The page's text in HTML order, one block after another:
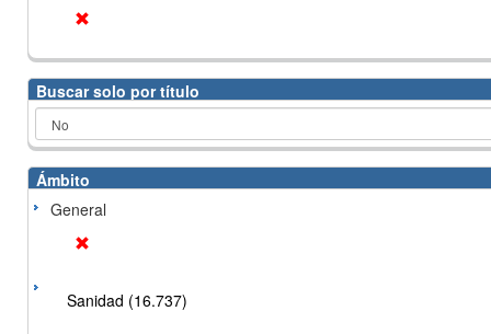
Buscar solo por título
Ámbito
General
Sanidad (16.737)